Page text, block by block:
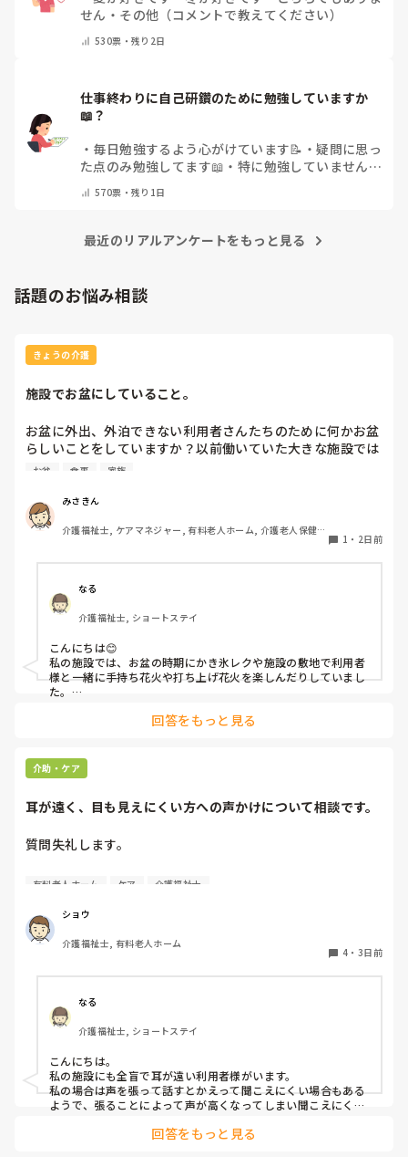
せん ・ その他（コメントで教えてください）
530票・残り2日
仕事終わりに自己研鑽のために勉強していますか
📖？
・ 毎日勉強するよう心がけています📝 ・疑問に思っ
た点のみ勉強してます📖 ・ 特に勉強していません・
その他（コメントで教えてください）
570票・残り1日
最近のリアルアンケートをもっと見る
話題のお悩み相談
きょうの介護
施設でお盆にしていること。
お盆に外出、外泊できない利用者さんたちのために何かお盆
らしいことをしていますか？以前働いていた大きな施設では
実際に住職さんを呼びご焼香できるようにそれ用のスペース
族が面会に来る…などでした。お盆まであと少しです。何か
していることがあればぜひシェアよろしくお願いします。
お盆 食事 家族
みさきん
介護福祉士, ケアマネジャー, 有料老人ホーム, 介護老人保健施
1 ・ 2日前
なる
介護福祉士, ショートステイ
こんにちは😊
私の施設では、お盆の時期にかき氷レクや施設の敷地で利用者
様と一緒に手持ち花火や打ち上げ花火を楽しんだりしていまし
た。
利用者様にとっても良い経験にもなりますね！
回答をもっと見る
介助・ケア
耳が遠く、目も見えにくい方への声かけについて相談です。
質問失礼します。
耳が遠く、目もあまり見えていない利用者様への声かけにつ
現在、私は「大きな声で、ゆっくり耳元でお話しする」とい
う方法で対応しています。
聞き取れると安心していただける方なので何とか理解しても
かり、痛めてしまうことがあります。
みなさんの職場で、このような方と関わる際に工夫している
ことや、喉に負担をかけずに意思疎通ができる良い方法など
よろしくお願いします。
有料老人ホーム ケア 介護福祉士
ショウ
介護福祉士, 有料老人ホーム
4 ・ 3日前
なる
介護福祉士, ショートステイ
こんにちは。
私の施設にも全盲で耳が遠い利用者様がいます。
私の場合は声を張って話すとかえって聞こえにくい場合もある
ようで、張ることによって声が高くなってしまい聞こえにくい
回答をもっと見る